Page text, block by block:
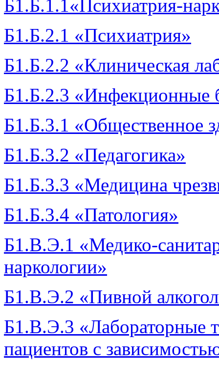
Б1.Б.1.1«Психиатрия-
Б1.Б.2.1 «Психиатрия»
Б1.Б.2.2 «Клиническая
Б1.Б.2.3 «Инфекционные
Б1.Б.3.1 «Общественное
Б1.Б.3.2 «Педагогика»
Б1.Б.3.3 «Медицина
Б1.Б.3.4 «Патология»
Б1.В.Э.1 «Медико-
наркологии»
Б1.В.Э.2 «Пивной
Б1.В.Э.3 «Лабораторные
пациентов с